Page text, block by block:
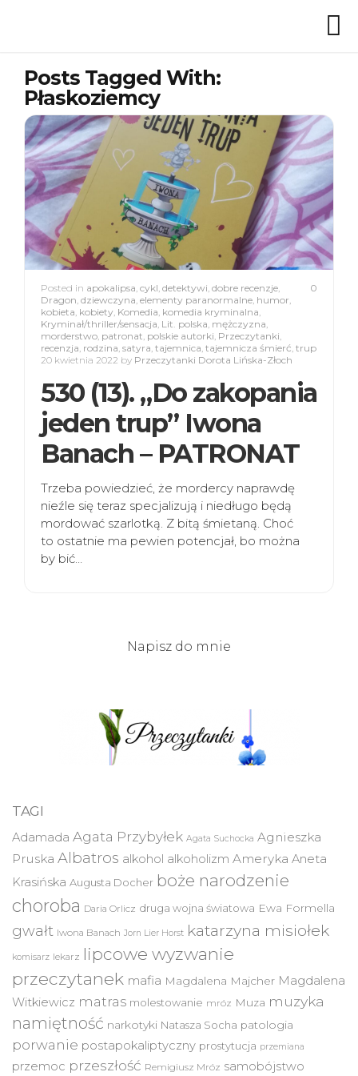
Posts Tagged With:
Płaskoziemcy
0
Posted in apokalipsa, cykl, detektywi, dobre recenzje,
Dragon, dziewczyna, elementy paranormalne, humor,
kobieta, kobiety, Komedia, komedia kryminalna,
Kryminał/thriller/sensacja, Lit. polska, mężczyzna,
morderstwo, patronat, polskie autorki, Przeczytanki,
recenzja, rodzina, satyra, tajemnica, tajemnicza śmierć, trup
20 kwietnia 2022 by Przeczytanki Dorota Lińska-Złoch
530 (13). „Do zakopania
jeden trup” Iwona
Banach – PATRONAT
Trzeba powiedzieć, że mordercy naprawdę
nieźle się teraz specjalizują i niedługo będą
mordować szarlotką. Z bitą śmietaną. Choć
to ostatnie ma pewien potencjał, bo można
by bić…
Napisz do mnie
TAGI
Adamada Agata Przybyłek Agata Suchocka Agnieszka
Pruska Albatros alkohol alkoholizm Ameryka Aneta
Krasińska Augusta Docher boże narodzenie
choroba Daria Orlicz druga wojna światowa Ewa Formella
gwałt Iwona Banach Jorn Lier Horst katarzyna misiołek
komisarz lekarz lipcowe wyzwanie
przeczytanek mafia Magdalena Majcher Magdalena
Witkiewicz matras molestowanie mróz Muza muzyka
namiętność narkotyki Natasza Socha patologia
porwanie postapokaliptyczny prostytucja przemiana
przemoc przeszłość Remigiusz Mróz samobójstwo